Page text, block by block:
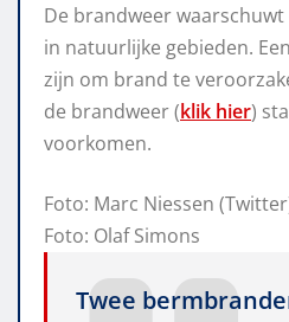
De brandweer
in natuurlijke gebieden.
zijn om brand te
de brandweer (klik hier)
voorkomen.
Foto: Marc Niessen
Foto: Olaf Simons
Twee